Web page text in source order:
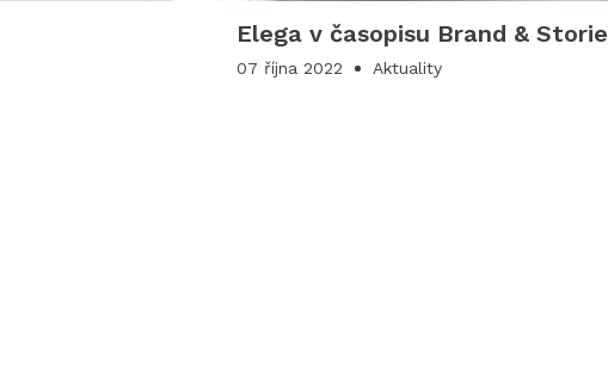
Elega v časopisu Brand &
07 října 2022 Aktuality